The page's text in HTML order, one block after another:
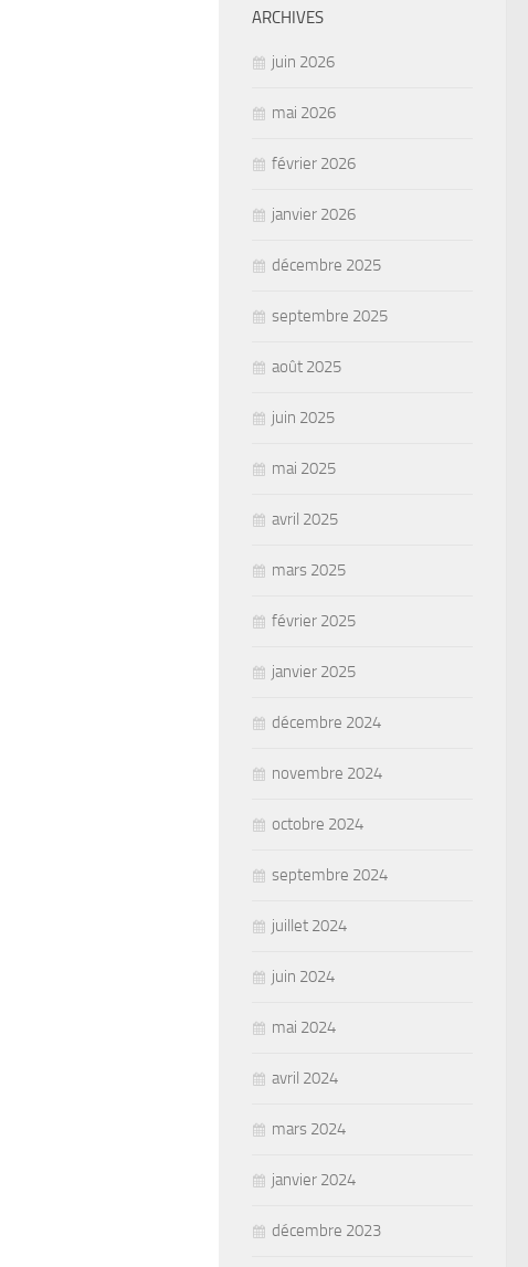
ARCHIVES
juin 2026
mai 2026
février 2026
janvier 2026
décembre 2025
septembre 2025
août 2025
juin 2025
mai 2025
avril 2025
mars 2025
février 2025
janvier 2025
décembre 2024
novembre 2024
octobre 2024
septembre 2024
juillet 2024
juin 2024
mai 2024
avril 2024
mars 2024
janvier 2024
décembre 2023